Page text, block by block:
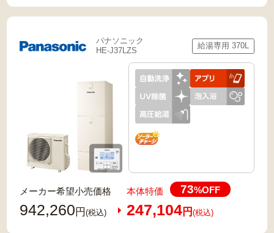
パナソニック
HE-J37LZS
給湯専用 370L
メーカー希望小売価格
942,260円(税込)
本体特価 73%OFF
247,104円(税込)